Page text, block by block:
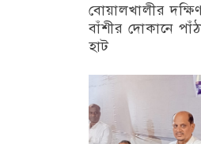
বোয়ালখালীর
বাঁশীর দোকানে
হাট